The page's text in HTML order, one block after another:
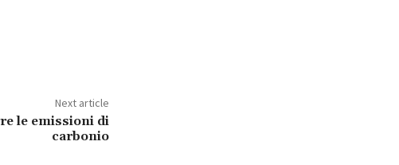
Next article
le emissioni di
carbonio